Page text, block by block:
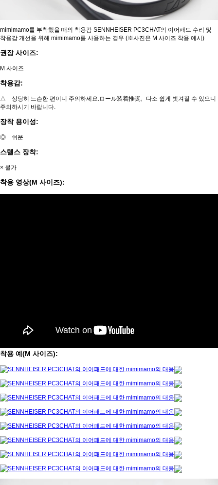
mimimamo를 부착했을 때의 착용감 SENNHEISER PC3CHAT의 이어패드 수리 및
착용감 개선을 위해 mimimamo를 사용하는 경우 (※사진은 M 사이즈 착용 예시)
권장 사이즈:
M 사이즈
착용감:
△ 상당히 느슨한 편이니 주의하세요.ロール装着推奨。다소 쉽게 벗겨질 수 있으니
주의하시기 바랍니다.
장착 용이성:
◎ 쉬운
스텔스 장착:
× 불가
착용 영상(M 사이즈):
착용 예(M 사이즈):